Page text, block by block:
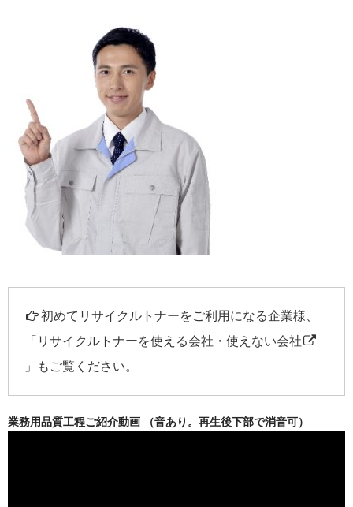
初めてリサイクルトナーをご利用になる企業様、
「 リサイクルトナーを使える会社・使えない会社
」もご覧ください。
業務用品質工程ご紹介動画 （音あり。再生後下部で消音可）